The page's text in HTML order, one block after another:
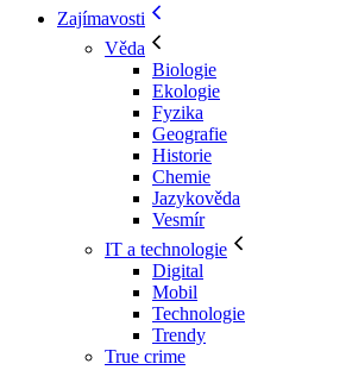
Zajímavosti
Věda
Biologie
Ekologie
Fyzika
Geografie
Historie
Chemie
Jazykověda
Vesmír
IT a technologie
Digital
Mobil
Technologie
Trendy
True crime